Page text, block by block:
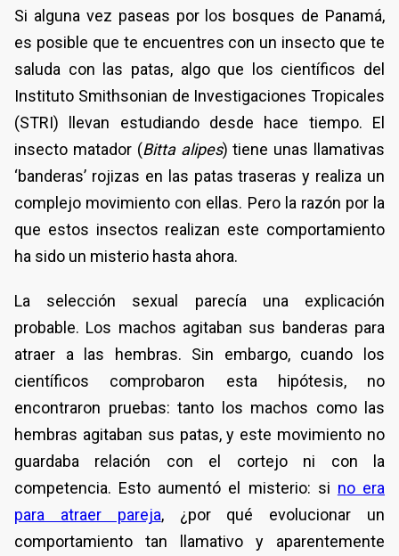
Si alguna vez paseas por los bosques de Panamá,
es posible que te encuentres con un insecto que te
saluda con las patas, algo que los científicos del
Instituto Smithsonian de Investigaciones Tropicales
(STRI) llevan estudiando desde hace tiempo. El
insecto matador (Bitta alipes) tiene unas llamativas
‘banderas’ rojizas en las patas traseras y realiza un
complejo movimiento con ellas. Pero la razón por la
que estos insectos realizan este comportamiento
ha sido un misterio hasta ahora.
La selección sexual parecía una explicación
probable. Los machos agitaban sus banderas para
atraer a las hembras. Sin embargo, cuando los
científicos comprobaron esta hipótesis, no
encontraron pruebas: tanto los machos como las
hembras agitaban sus patas, y este movimiento no
guardaba relación con el cortejo ni con la
competencia. Esto aumentó el misterio: si no era
para atraer pareja, ¿por qué evolucionar un
comportamiento tan llamativo y aparentemente